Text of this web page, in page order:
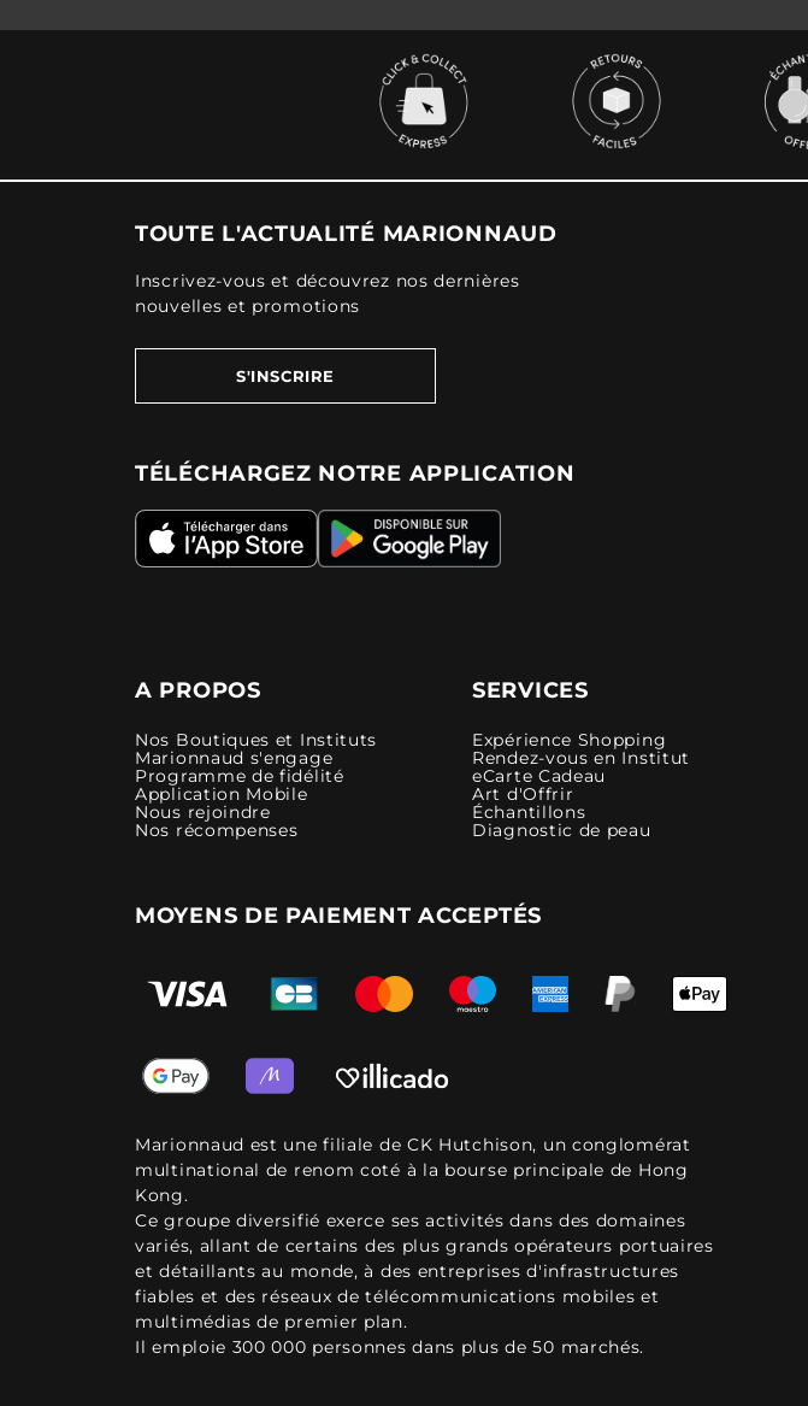
TOUTE L'ACTUALITÉ MARIONNAUD
Inscrivez-vous et découvrez nos dernières
nouvelles et promotions
S'INSCRIRE
TÉLÉCHARGEZ NOTRE APPLICATION
A PROPOS
Nos Boutiques et Instituts
Marionnaud s'engage
Programme de fidélité
Application Mobile
Nous rejoindre
Nos récompenses
SERVICES
Expérience Shopping
Rendez-vous en Institut
eCarte Cadeau
Art d'Offrir
Échantillons
Diagnostic de peau
MOYENS DE PAIEMENT ACCEPTÉS
Marionnaud est une filiale de CK Hutchison, un conglomérat
multinational de renom coté à la bourse principale de Hong
Kong.
Ce groupe diversifié exerce ses activités dans des domaines
variés, allant de certains des plus grands opérateurs portuaires
et détaillants au monde, à des entreprises d'infrastructures
fiables et des réseaux de télécommunications mobiles et
multimédias de premier plan.
Il emploie 300 000 personnes dans plus de 50 marchés.